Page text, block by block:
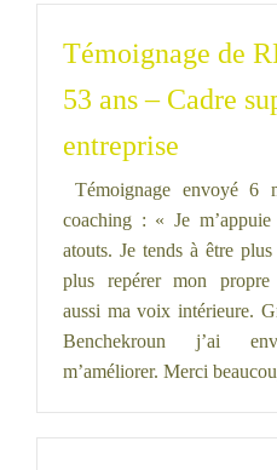
Témoignage de
53 ans – Cadre
entreprise
Témoignage envoyé 6
coaching : « Je
atouts. Je tends à être
plus repérer mon propre
aussi ma voix intérieure.
Benchekroun j’ai
m’améliorer. Merci